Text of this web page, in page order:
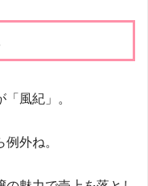
「風紀」。
外ね。